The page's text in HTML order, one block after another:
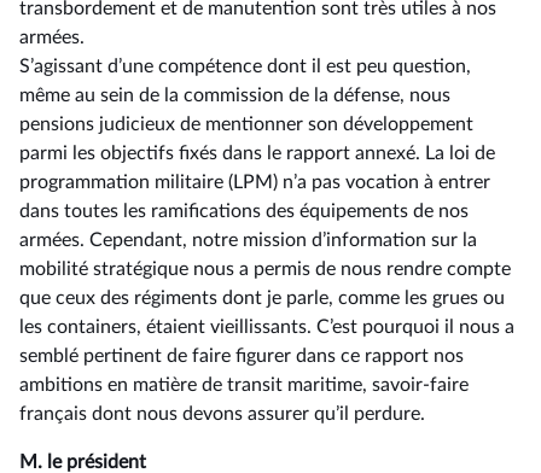
transbordement et de manutention sont très utiles à nos
armées.
S’agissant d’une compétence dont il est peu question,
même au sein de la commission de la défense, nous
pensions judicieux de mentionner son développement
parmi les objectifs fixés dans le rapport annexé. La loi de
programmation militaire (LPM) n’a pas vocation à entrer
dans toutes les ramifications des équipements de nos
armées. Cependant, notre mission d’information sur la
mobilité stratégique nous a permis de nous rendre compte
que ceux des régiments dont je parle, comme les grues ou
les containers, étaient vieillissants. C’est pourquoi il nous a
semblé pertinent de faire figurer dans ce rapport nos
ambitions en matière de transit maritime, savoir-faire
français dont nous devons assurer qu’il perdure.
M. le président